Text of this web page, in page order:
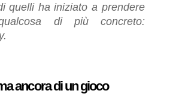
quelli ha iniziato a prendere
di più concreto:
ancora di un gioco